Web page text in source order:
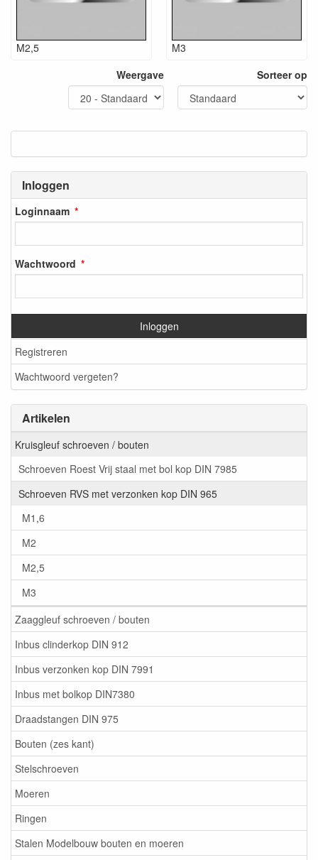
Inloggen
Loginnaam
Wachtwoord
Inloggen
Registreren
Wachtwoord vergeten?
Artikelen
Kruisgleuf schroeven / bouten
Schroeven Roest Vrij staal met bol kop DIN 7985
Schroeven RVS met verzonken kop DIN 965
M1,6
M2
M2,5
M3
Zaaggleuf schroeven / bouten
Inbus clinderkop DIN 912
Inbus verzonken kop DIN 7991
Inbus met bolkop DIN7380
Draadstangen DIN 975
Bouten (zes kant)
Stelschroeven
Moeren
Ringen
Stalen Modelbouw bouten en moeren
M2,5
M3
Weergave
Sorteer op